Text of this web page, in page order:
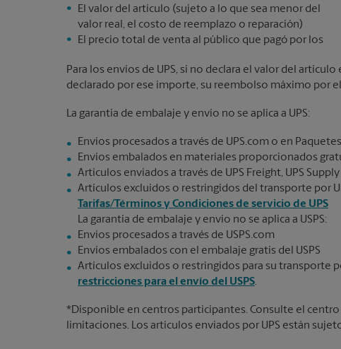
El valor del artículo (sujeto a lo que sea menor del
valor real, el costo de reemplazo o reparación)
El precio total de venta al público que pagó por los
Para los envíos de UPS, si no declara el valor del
declarado por ese importe, su reembolso máximo por
La garantía de embalaje y envío no se aplica a UPS:
Envíos procesados a través de UPS.com o en
Envíos embalados en materiales proporcionados
Artículos enviados a través de UPS Freight, UPS
Artículos excluidos o restringidos del transporte por
Tarifas/Términos y Condiciones de servicio de UPS
La garantía de embalaje y envío no se aplica a USPS:
Envíos procesados a través de USPS.com
Envíos embalados con el embalaje gratis del USPS
Artículos excluidos o restringidos para su transporte
restricciones para el envío del USPS.
*Disponible en centros participantes. Consulte el
limitaciones. Los artículos enviados por UPS están